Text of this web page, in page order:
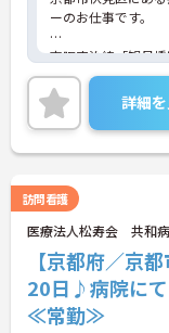
ーのお仕事です。
京阪宇治線「観月
♪
ご興味がある方は
せください。さら
詳細
訪問看護
医療法人松寿会 共和
【京都府／京
20日♪病院に
≪常勤≫